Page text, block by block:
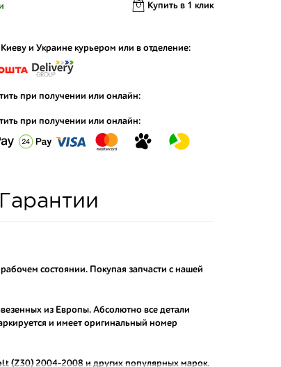
Купить в 1 клик
и Украине курьером или в отделение:
при получении или онлайн:
при получении или онлайн:
Гарантии
состоянии. Покупая запчасти с нашей
из Европы. Абсолютно все детали
и имеет оригинальный номер
(Z30) 2004-2008 и других популярных марок.